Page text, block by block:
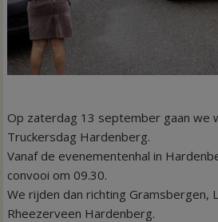
Op zaterdag 13 september gaan we
Truckersdag Hardenberg.
Vanaf de evenementenhal in
convooi om 09.30.
We rijden dan richting Gramsbergen,
Rheezerveen Hardenberg.